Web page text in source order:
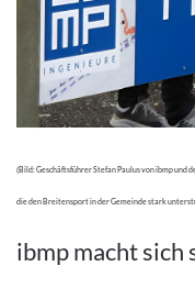
(Bild: Geschäftsführer Stefan Paulus von ibmp und
die den Breitensport in der Gemeinde stark
ibmp macht